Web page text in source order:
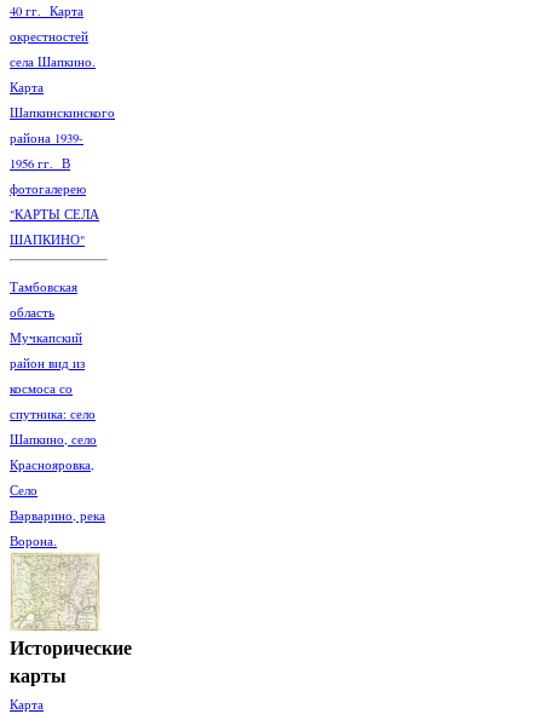
40 гг. Карта
окрестностей
села Шапкино.
Карта
Шапкинскинского
района 1939-
1956 гг. В
фотогалерею
"КАРТЫ СЕЛА
ШАПКИНО"
Тамбовская
область
Мучкапский
район вид из
космоса со
спутника: село
Шапкино, село
Краснояровка,
Село
Варварино, река
Ворона.
Исторические
карты
Карта